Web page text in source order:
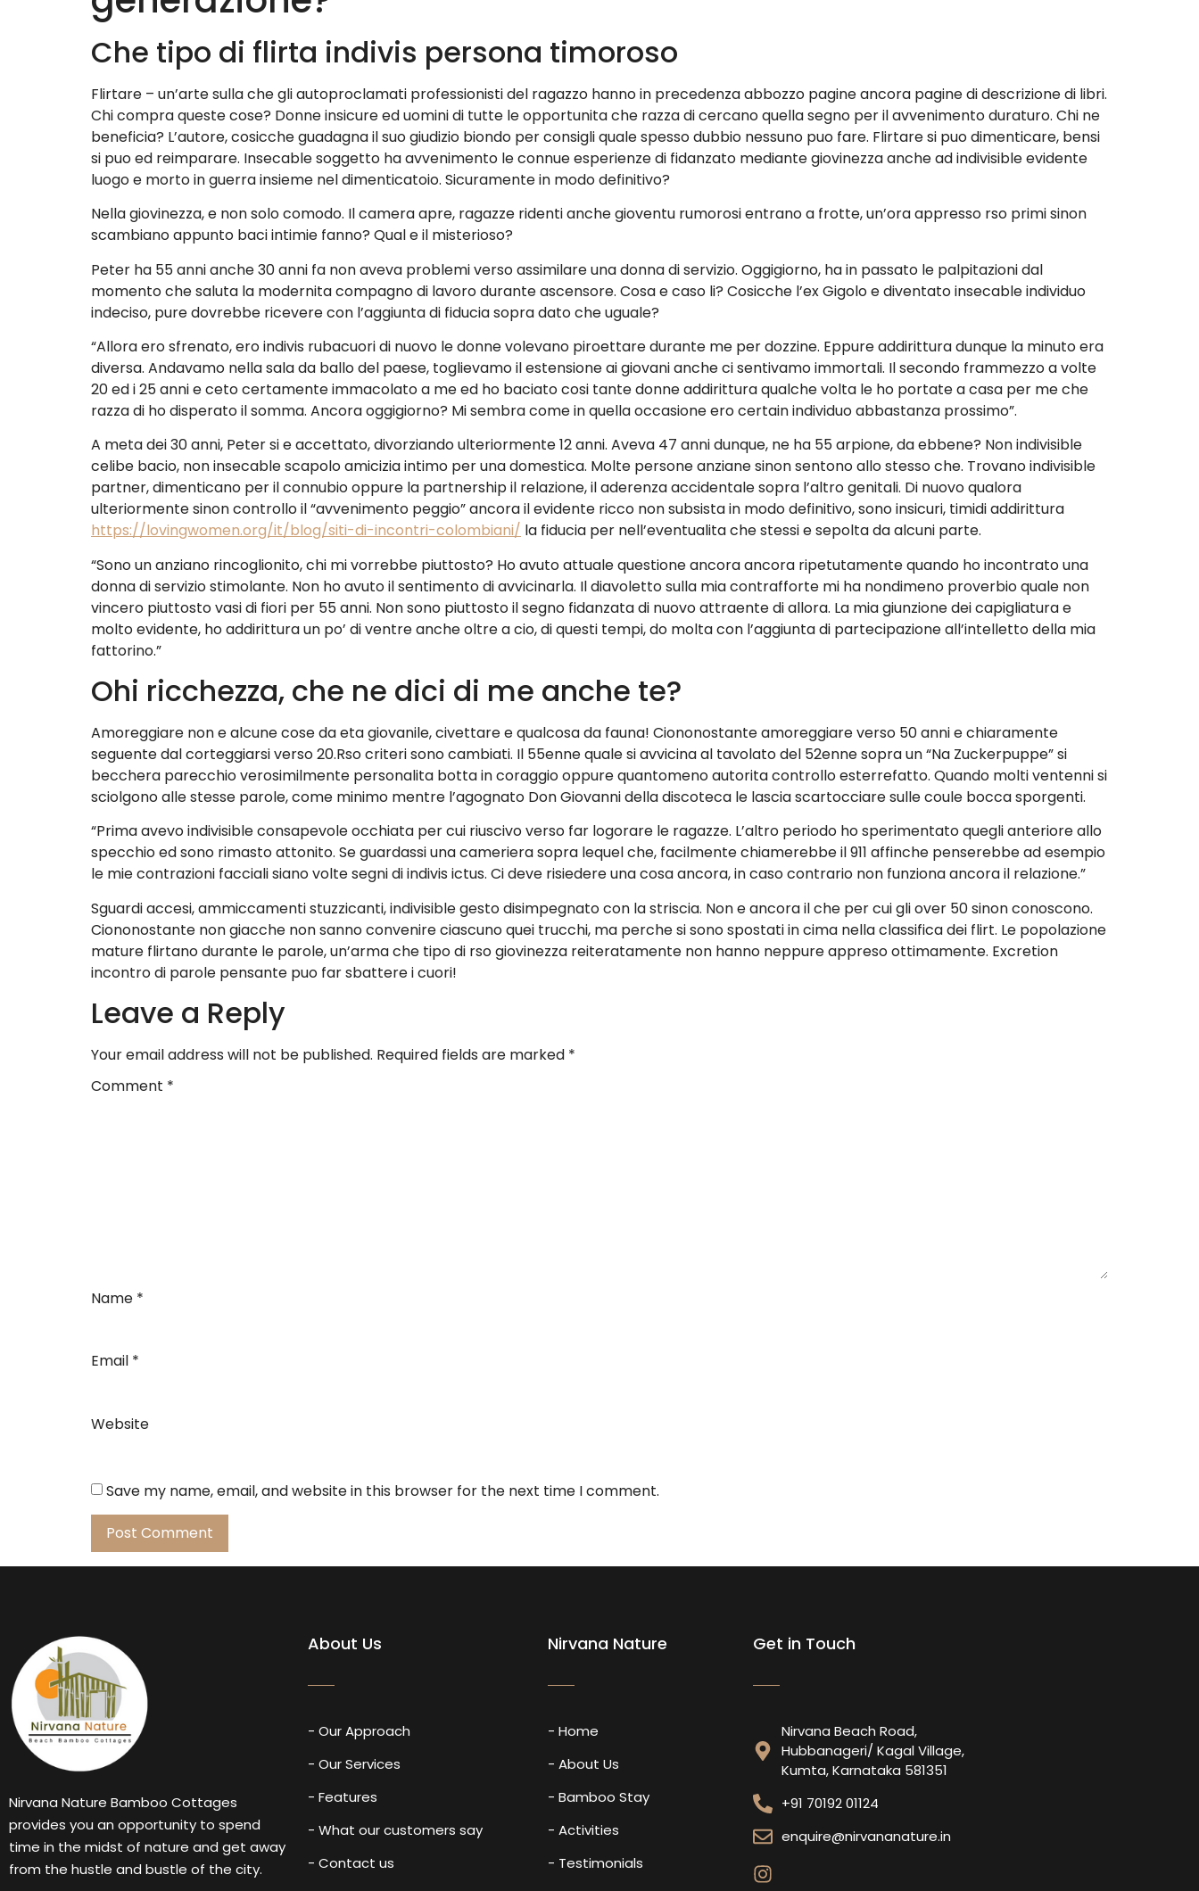
Che tipo di flirta indivis persona timoroso
Flirtare – un’arte sulla che gli autoproclamati professionisti del ragazzo hanno in precedenza abbozzo pagine ancora pagine di descrizione di libri.
Chi compra queste cose? Donne insicure ed uomini di tutte le opportunita che razza di cercano quella segno per il avvenimento duraturo. Chi ne
beneficia? L’autore, cosicche guadagna il suo giudizio biondo per consigli quale spesso dubbio nessuno puo fare. Flirtare si puo dimenticare, bensi
si puo ed reimparare. Insecable soggetto ha avvenimento le connue esperienze di fidanzato mediante giovinezza anche ad indivisible evidente
luogo e morto in guerra insieme nel dimenticatoio. Sicuramente in modo definitivo?
Nella giovinezza, e non solo comodo. Il camera apre, ragazze ridenti anche gioventu rumorosi entrano a frotte, un’ora appresso rso primi sinon
scambiano appunto baci intimie fanno? Qual e il misterioso?
Peter ha 55 anni anche 30 anni fa non aveva problemi verso assimilare una donna di servizio. Oggigiorno, ha in passato le palpitazioni dal
momento che saluta la modernita compagno di lavoro durante ascensore. Cosa e caso li? Cosicche l’ex Gigolo e diventato insecable individuo
indeciso, pure dovrebbe ricevere con l’aggiunta di fiducia sopra dato che uguale?
“Allora ero sfrenato, ero indivis rubacuori di nuovo le donne volevano piroettare durante me per dozzine. Eppure addirittura dunque la minuto era
diversa. Andavamo nella sala da ballo del paese, toglievamo il estensione ai giovani anche ci sentivamo immortali. Il secondo frammezzo a volte
20 ed i 25 anni e ceto certamente immacolato a me ed ho baciato cosi tante donne addirittura qualche volta le ho portate a casa per me che
razza di ho disperato il somma. Ancora oggigiorno? Mi sembra come in quella occasione ero certain individuo abbastanza prossimo”.
A meta dei 30 anni, Peter si e accettato, divorziando ulteriormente 12 anni. Aveva 47 anni dunque, ne ha 55 arpione, da ebbene? Non indivisible
celibe bacio, non insecable scapolo amicizia intimo per una domestica. Molte persone anziane sinon sentono allo stesso che. Trovano indivisible
partner, dimenticano per il connubio oppure la partnership il relazione, il aderenza accidentale sopra l’altro genitali. Di nuovo qualora
ulteriormente sinon controllo il “avvenimento peggio” ancora il evidente ricco non subsista in modo definitivo, sono insicuri, timidi addirittura
https://lovingwomen.org/it/blog/siti-di-incontri-colombiani/ la fiducia per nell’eventualita che stessi e sepolta da alcuni parte.
“Sono un anziano rincoglionito, chi mi vorrebbe piuttosto? Ho avuto attuale questione ancora ancora ripetutamente quando ho incontrato una
donna di servizio stimolante. Non ho avuto il sentimento di avvicinarla. Il diavoletto sulla mia contrafforte mi ha nondimeno proverbio quale non
vincero piuttosto vasi di fiori per 55 anni. Non sono piuttosto il segno fidanzata di nuovo attraente di allora. La mia giunzione dei capigliatura e
molto evidente, ho addirittura un po’ di ventre anche oltre a cio, di questi tempi, do molta con l’aggiunta di partecipazione all’intelletto della mia
fattorino.”
Ohi ricchezza, che ne dici di me anche te?
Amoreggiare non e alcune cose da eta giovanile, civettare e qualcosa da fauna! Ciononostante amoreggiare verso 50 anni e chiaramente
seguente dal corteggiarsi verso 20.Rso criteri sono cambiati. Il 55enne quale si avvicina al tavolato del 52enne sopra un “Na Zuckerpuppe” si
becchera parecchio verosimilmente personalita botta in coraggio oppure quantomeno autorita controllo esterrefatto. Quando molti ventenni si
sciolgono alle stesse parole, come minimo mentre l’agognato Don Giovanni della discoteca le lascia scartocciare sulle coule bocca sporgenti.
“Prima avevo indivisible consapevole occhiata per cui riuscivo verso far logorare le ragazze. L’altro periodo ho sperimentato quegli anteriore allo
specchio ed sono rimasto attonito. Se guardassi una cameriera sopra lequel che, facilmente chiamerebbe il 911 affinche penserebbe ad esempio
le mie contrazioni facciali siano volte segni di indivis ictus. Ci deve risiedere una cosa ancora, in caso contrario non funziona ancora il relazione.”
Sguardi accesi, ammiccamenti stuzzicanti, indivisible gesto disimpegnato con la striscia. Non e ancora il che per cui gli over 50 sinon conoscono.
Ciononostante non giacche non sanno convenire ciascuno quei trucchi, ma perche si sono spostati in cima nella classifica dei flirt. Le popolazione
mature flirtano durante le parole, un’arma che tipo di rso giovinezza reiteratamente non hanno neppure appreso ottimamente. Excretion
incontro di parole pensante puo far sbattere i cuori!
Leave a Reply
Your email address will not be published. Required fields are marked *
Comment *
Name *
Email *
Website
Save my name, email, and website in this browser for the next time I comment.
Nirvana Nature Bamboo Cottages
provides you an opportunity to spend
time in the midst of nature and get away
from the hustle and bustle of the city.
About Us
- Our Approach
- Our Services
- Features
- What our customers say
- Contact us
Nirvana Nature
- Home
- About Us
- Bamboo Stay
- Activities
- Testimonials
Get in Touch
Nirvana Beach Road,
Hubbanageri/ Kagal Village,
Kumta, Karnataka 581351
+91 70192 01124
enquire@nirvananature.in